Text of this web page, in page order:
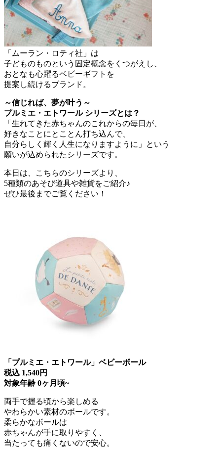
「ムーラン・ロティ社」は
子どものものという固定概念をくつがえし、
おとなも心躍るベビーギフトを
提案し続けるブランド。
～信じれば、夢が叶う～
プルミエ・エトワール シリーズとは？
「生れてきた赤ちゃんのこれからの毎日が、
好きなことにとことん打ち込んで、
自分らしく輝く人生になりますように」という
願いが込められたシリーズです。
本日は、こちらのシリーズより、
5種類のあそび道具や雑貨をご紹介♪
ぜひ最後までご覧ください！
「プルミエ・エトワール」ベビーボール
税込 1,540円
対象年齢 0ヶ月頃~
両手で握る頃から楽しめる
やわらかい素材のボールです。
柔らかなボールは
赤ちゃんが手に取りやすく、
当たっても痛くないので安心。